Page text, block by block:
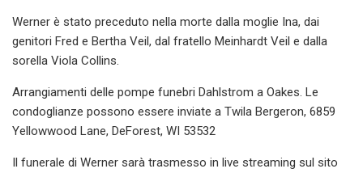
Werner è stato preceduto nella morte dalla moglie Ina, dai
genitori Fred e Bertha Veil, dal fratello Meinhardt Veil e dalla
sorella Viola Collins.
Arrangiamenti delle pompe funebri Dahlstrom a Oakes. Le
condoglianze possono essere inviate a Twila Bergeron, 6859
Yellowwood Lane, DeForest, WI 53532
Il funerale di Werner sarà trasmesso in live streaming sul sito